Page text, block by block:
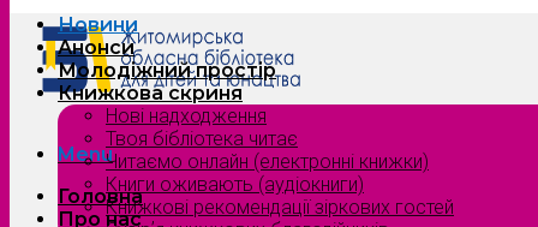
Menu
Головна
Про нас
Новини
Анонси
Молодіжний простір
Книжкова скриня
Нові надходження
Твоя бібліотека читає
Читаємо онлайн (електронні книжки)
Книги оживають (аудіокниги)
Книжкові рекомендації зіркових гостей